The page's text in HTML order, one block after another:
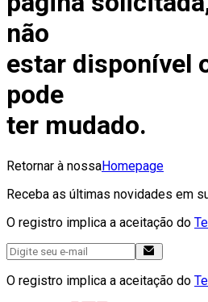
não
estar disponível
pode
ter mudado.
Retornar à nossaHomepage
Receba as últimas novidades em
O registro implica a aceitação do
O registro implica a aceitação do